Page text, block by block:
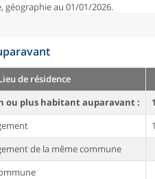
géographie au 01/01/2026.
de résidence
ou plus habitant auparavant :
de la même commune